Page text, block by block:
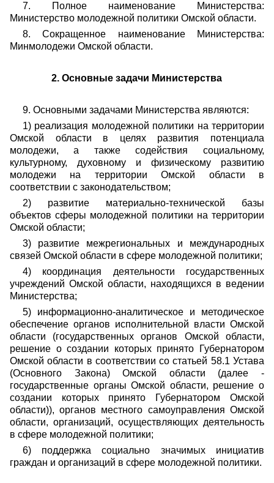
7. Полное наименование Министерства:
Министерство молодежной политики Омской области.
8. Сокращенное наименование Министерства:
Минмолодежи Омской области.
2. Основные задачи Министерства
9. Основными задачами Министерства являются:
1) реализация молодежной политики на территории
Омской области в целях развития потенциала
молодежи, а также содействия социальному,
культурному, духовному и физическому развитию
молодежи на территории Омской области в
соответствии с законодательством;
2) развитие материально-технической базы
объектов сферы молодежной политики на территории
Омской области;
3) развитие межрегиональных и международных
связей Омской области в сфере молодежной политики;
4) координация деятельности государственных
учреждений Омской области, находящихся в ведении
Министерства;
5) информационно-аналитическое и методическое
обеспечение органов исполнительной власти Омской
области (государственных органов Омской области,
решение о создании которых принято Губернатором
Омской области в соответствии со статьей 58.1 Устава
(Основного Закона) Омской области (далее -
государственные органы Омской области, решение о
создании которых принято Губернатором Омской
области)), органов местного самоуправления Омской
области, организаций, осуществляющих деятельность
в сфере молодежной политики;
6) поддержка социально значимых инициатив
граждан и организаций в сфере молодежной политики.